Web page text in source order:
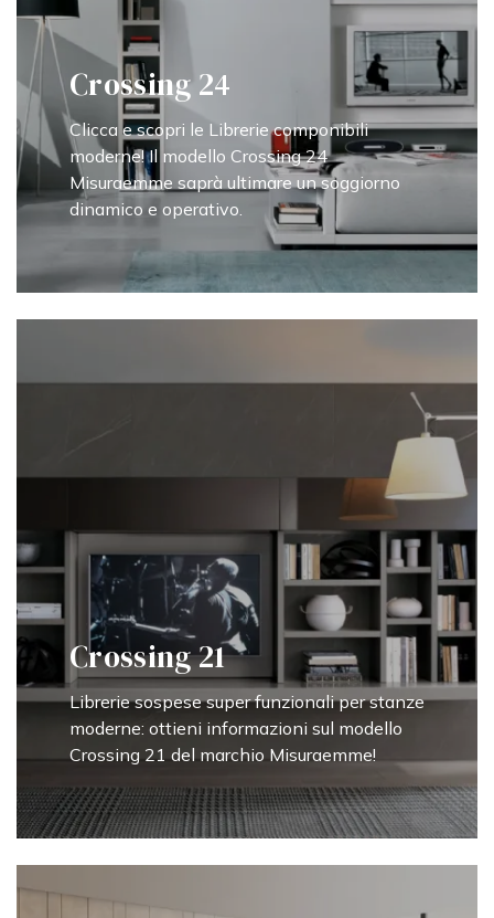
Crossing 24
Clicca e scopri le Librerie componibili
moderne! Il modello Crossing 24
Misuraemme saprà ultimare un soggiorno
dinamico e operativo.
Crossing 21
Librerie sospese super funzionali per stanze
moderne: ottieni informazioni sul modello
Crossing 21 del marchio Misuraemme!